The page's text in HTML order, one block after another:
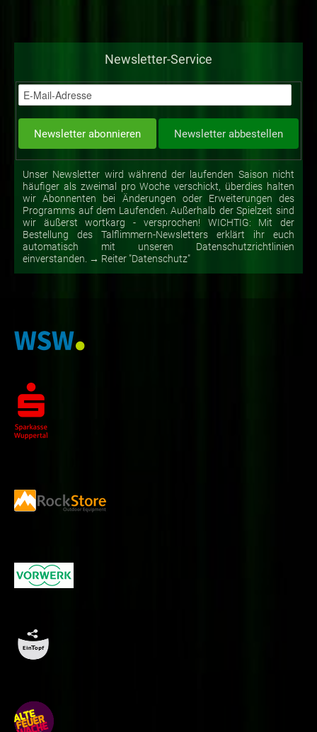
Newsletter-Service
Unser Newsletter wird während der laufenden Saison nicht
häufiger als zweimal pro Woche verschickt, überdies halten
wir Abonnenten bei Änderungen oder Erweiterungen des
Programms auf dem Laufenden. Außerhalb der Spielzeit sind
wir äußerst wortkarg - versprochen! WICHTIG: Mit der
Bestellung des Talflimmern-Newsletters erklärt ihr euch
automatisch mit unseren Datenschutzrichtlinien
einverstanden. → Reiter "Datenschutz"